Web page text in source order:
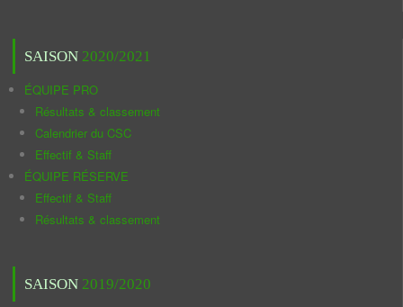
SAISON 2020/2021
ÉQUIPE PRO
Résultats & classement
Calendrier du CSC
Effectif & Staff
ÉQUIPE RÉSERVE
Effectif & Staff
Résultats & classement
SAISON 2019/2020